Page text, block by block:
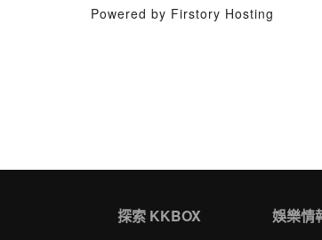
Powered by Firstory Hosting
探索 KKBOX 娛樂情